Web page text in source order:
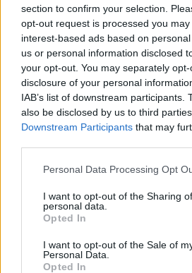
section to confirm your selection.
opt-out request is processed you
interest-based ads based on
us or personal information disclosed
your opt-out. You may separately
disclosure of your personal
IAB’s list of downstream participants.
also be disclosed by us to third
Downstream Participants that may
Please note that this website/app
not limited to your visit or usage
grant or deny consent to Google and
use your data for below specified
consent section.
Personal Data Processing Opt
I want to opt-out of the Sharing
personal data.
Opted In
I want to opt-out of the Sale of
Personal Data.
Opted In
Tripla 21
Amint már megszokhattuk,
kísérli meg a
elnevezések terén sem
receptjén: az S21 mellett kapunk
méretbeli különbségeken felül
licitálni minden szempontból.